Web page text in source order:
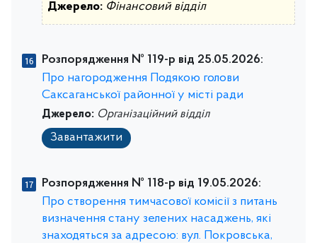
Джерело: Фінансовий відділ
Розпорядження № 119-р від 25.05.2026:
Про нагородження Подякою голови
Саксаганської районної у місті ради
Джерело: Організаційний відділ
Завантажити
Розпорядження № 118-р від 19.05.2026:
Про створення тимчасової комісії з питань
визначення стану зелених насаджень, які
знаходяться за адресою: вул. Покровська,